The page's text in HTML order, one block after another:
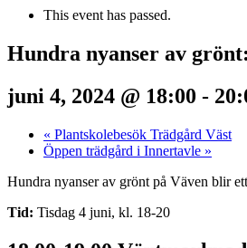
This event has passed.
Hundra nyanser av
juni 4, 2024 @ 18:00 -
« Plantskolebesök Trädgård Väst
Öppen trädgård i Innertavle »
Hundra nyanser av grönt på Väven blir
Tid: Tisdag 4 juni, kl. 18-20